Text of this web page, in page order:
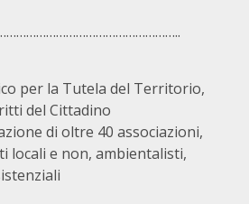
per la Tutela del Territorio,
del Cittadino
di oltre 40 associazioni,
locali e non, ambientalisti,